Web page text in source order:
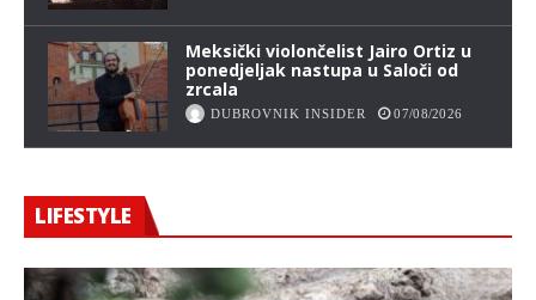
Meksički violončelist Jairo Ortiz u
ponedjeljak nastupa u Saloči od
zrcala
DUBROVNIK INSIDER 07/08/2026
LIFESTYLE